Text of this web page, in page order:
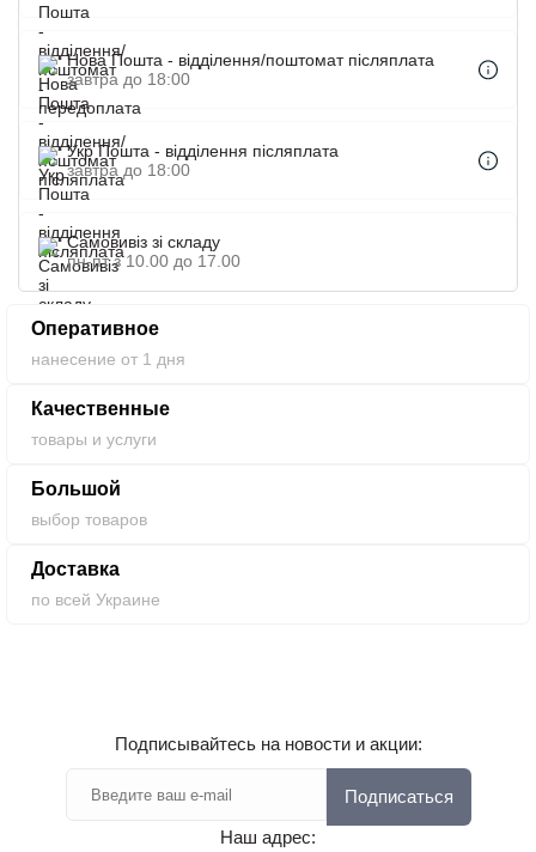
выбирают для рабочего коллектива, клиентам и гостям.
Корпус специально сделан под нанесение логотипа, бренда
или слогана тампоном, это прекрасная возможность
построить качественные отношение, доверие и репутацию.
Нова Пошта - відділення/поштомат післяплата
завтра до 18:00
Укр Пошта - відділення післяплата
завтра до 18:00
Самовивіз зі складу
пн-пт з 10.00 до 17.00
Оперативное
нанесение от 1 дня
Качественные
товары и услуги
Большой
выбор товаров
Доставка
по всей Украине
Подписывайтесь на новости и акции:
Подписаться
Наш адрес: